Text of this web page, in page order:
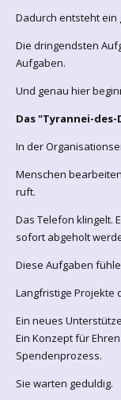
Dadurch entsteht
Die dringendsten
Aufgaben.
Und genau hier
Das "Tyrannei-
In der
Menschen
ruft.
Das Telefon klingelt.
sofort abgeholt
Diese Aufgaben
Langfristige Projekte
Ein neues
Ein Konzept für
Spendenprozess.
Sie warten geduldig.